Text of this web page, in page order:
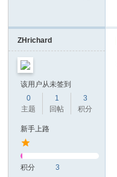
ZHrichard
该用户从未签到
0
主题
1
回帖
3
积分
新手上路
积分 3